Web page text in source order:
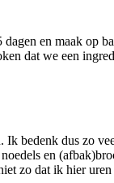
en maak op
dat we een
bedenk dus zo
en
zo dat ik hier uren